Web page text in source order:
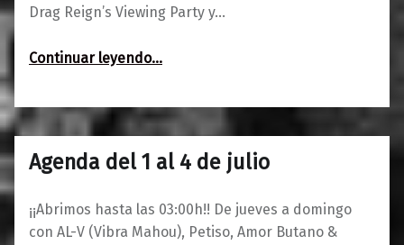
Drag Reign’s Viewing Party y…
Continuar leyendo…
Agenda del 1 al 4 de julio
¡¡Abrimos hasta las 03:00h!! De jueves a domingo
con AL-V (Vibra Mahou), Petiso, Amor Butano &
28/06/20210
Maravillas